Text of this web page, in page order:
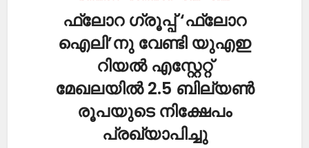
ഫ്ലോറ ഗ്രൂപ്പ് ‘ഫ്ലോറ
ഐലി’നു വേണ്ടി യുഎഇ
റിയൽ എസ്റ്റേറ്റ്
മേഖലയിൽ 2.5 ബില്യൺ
രൂപയുടെ നിക്ഷേപം
പ്രഖ്യാപിച്ചു